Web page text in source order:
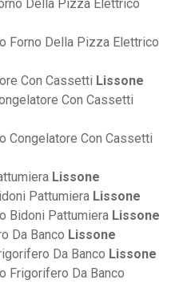
Della Pizza Elettrico
Forno Della Pizza Elettrico
Con Cassetti Lissone
Con Cassetti
Congelatore Con Cassetti
Lissone
Pattumiera Lissone
Bidoni Pattumiera Lissone
Da Banco Lissone
Da Banco Lissone
Frigorifero Da Banco